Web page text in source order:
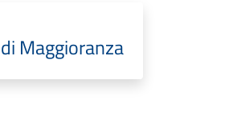
Maggioranza